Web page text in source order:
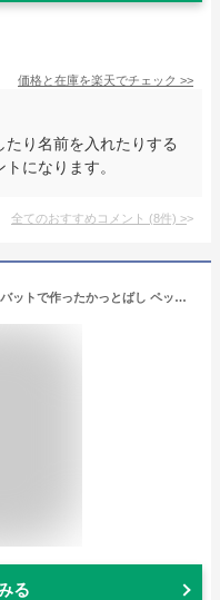
価格と在庫を楽天でチェック >>
り名前を入れたりする
になります。
全てのおすすめコメント (8件) >
【卒業記念】名入れ無料 Pet 折れたバットで作ったかっとばし ペット マーク ジャイアンツ/ドラゴンズ/ヤクルト/タイガース/ 優勝 大人用全12種 野球箸/箸/お箸/名入れ箸/名入れ/出産祝い/名前入り/父の日/ギフト/記念品/景品/野球/記念品 卒業 卒団記念品
る